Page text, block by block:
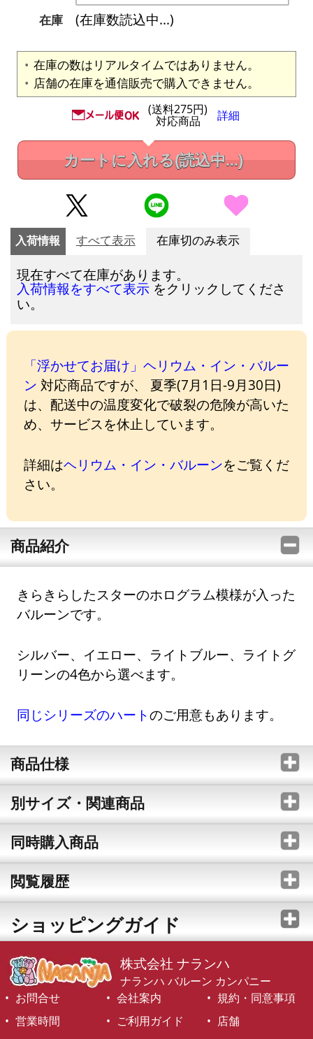
在庫
(在庫数読込中...)
在庫の数はリアルタイムではありません。
店舗の在庫を通信販売で購入できません。
(送料275円)
対応商品 詳細
カートに入れる(読込中...)
入荷情報 すべて表示 在庫切のみ表示
現在すべて在庫があります。
入荷情報をすべて表示 をクリックしてくださ
い。
「浮かせてお届け」ヘリウム・イン・バルー
ン 対応商品ですが、 夏季(7月1日-9月30日)
は、配送中の温度変化で破裂の危険が高いた
め、サービスを休止しています。
詳細はヘリウム・イン・バルーンをご覧くだ
さい。
商品紹介
きらきらしたスターのホログラム模様が入った
バルーンです。
シルバー、イエロー、ライトブルー、ライトグ
リーンの4色から選べます。
同じシリーズのハートのご用意もあります。
商品仕様
別サイズ・関連商品
同時購入商品
閲覧履歴
ショッピングガイド
株式会社 ナランハ
ナランハ バルーン カンパニー
お問合せ
会社案内
規約・同意事項
営業時間
ご利用ガイド
店舗